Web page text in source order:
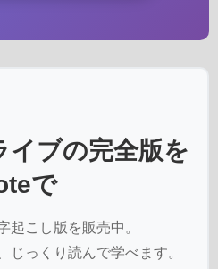
イブの完全版を
で
起こし版を販売中。
じっくり読んで学べます。